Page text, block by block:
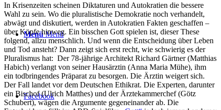
Menü Menü
Facebook
In Krisenzeiten scheinen Diktaturen und Autokratien die bessere
Wahl zu sein. Wo die pluralistische Demokratie noch verhandelt,
abwägt und diskutiert, werden in Autokratien Fakten geschaffen –
über Köpfe hinweg. Ein bisschen Gott spielen ist, dieser These
folgend, allzu menschlich. Und wenn die Entscheidung über Leben
und Tod ansteht? Dann zeigt sich erst recht, wie schwierig es der
Pluralismus hat: Der 78-jährige Architekt Richard Gärtner (Matthias
Habich) verlangt von seiner Hausärztin (Anna Maria Mühe), ihm
ein todbringendes Präparat zu besorgen. Die Ärztin weigert sich.
Der Fall landet vor dem Deutschen Ethikrat. Die Experten, darunter
ein Bischof (Ulrich Matthes) und der Ärztekammerchef (Götz
Schubert), wägen die Argumente gegeneinander ab. Die